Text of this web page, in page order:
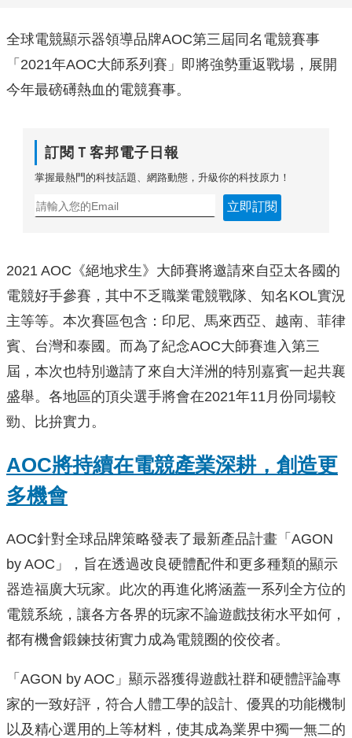
全球電競顯示器領導品牌AOC第三屆同名電競賽事
「2021年AOC大師系列賽」即將強勢重返戰場，展開
今年最磅礡熱血的電競賽事。
訂閱Ｔ客邦電子日報
掌握最熱門的科技話題、網路動態，升級你的科技原力！
立即訂閱
2021 AOC《絕地求生》大師賽將邀請來自亞太各國的
電競好手參賽，其中不乏職業電競戰隊、知名KOL實況
主等等。本次賽區包含：印尼、馬來西亞、越南、菲律
賓、台灣和泰國。而為了紀念AOC大師賽進入第三
屆，本次也特別邀請了來自大洋洲的特別嘉賓一起共襄
盛舉。各地區的頂尖選手將會在2021年11月份同場較
勁、比拚實力。
AOC將持續在電競產業深耕，創造更
多機會
AOC針對全球品牌策略發表了最新產品計畫「AGON
by AOC」，旨在透過改良硬體配件和更多種類的顯示
器造福廣大玩家。此次的再進化將涵蓋一系列全方位的
電競系統，讓各方各界的玩家不論遊戲技術水平如何，
都有機會鍛鍊技術實力成為電競圈的佼佼者。
「AGON by AOC」顯示器獲得遊戲社群和硬體評論專
家的一致好評，符合人體工學的設計、優異的功能機制
以及精心選用的上等材料，使其成為業界中獨一無二的